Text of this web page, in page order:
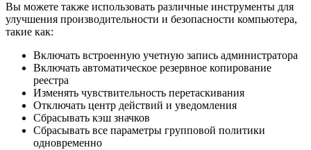
Вы можете также использовать различные инструменты для
улучшения производительности и безопасности компьютера,
такие как:
Включать встроенную учетную запись администратора
Включать автоматическое резервное копирование
реестра
Изменять чувствительность перетаскивания
Отключать центр действий и уведомления
Сбрасывать кэш значков
Сбрасывать все параметры групповой политики
одновременно